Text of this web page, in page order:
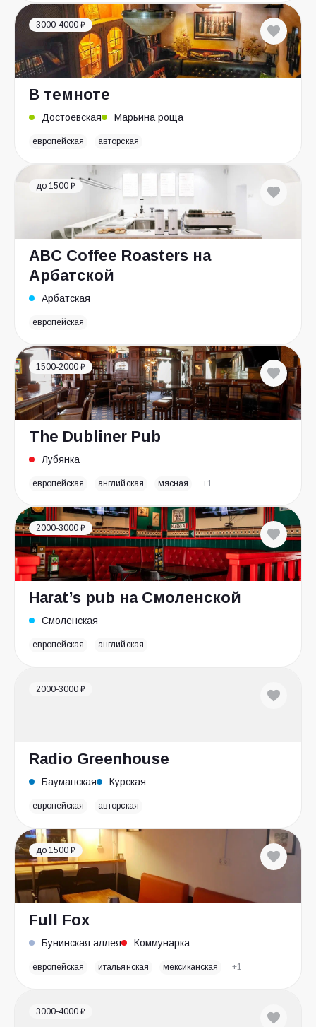
3000-4000 ₽
В темноте
Достоевская Марьина роща
европейская авторская
до 1500 ₽
ABC Coffee Roasters на
Арбатской
Арбатская
европейская
1500-2000 ₽
The Dubliner Pub
Лубянка
европейская английская мясная +1
2000-3000 ₽
Harat’s pub на Смоленской
Смоленская
европейская английская
2000-3000 ₽
Radio Greenhouse
Бауманская Курская
европейская авторская
до 1500 ₽
Full Fox
Бунинская аллея Коммунарка
европейская итальянская мексиканская +1
3000-4000 ₽